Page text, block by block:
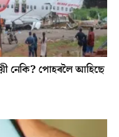
নেকি? পোহৰলৈ আহিছে